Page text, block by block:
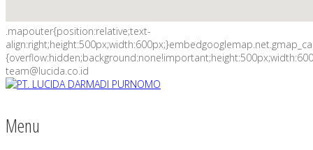
.mapouter{position:relative;text-
team@lucida.co.id
Menu